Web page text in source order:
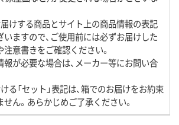
届けする商品とサイト上の商品情報の表記
ますので、ご使用前には必ずお届けした
意書きをご確認ください。
報が必要な場合は、メーカー等にお問い合
る「セット」表記は、箱でのお届けをお約束
ん。あらかじめご了承ください。